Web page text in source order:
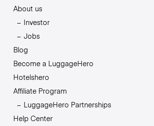
About us
Investor
Jobs
Blog
Become a LuggageHero
Hotelshero
Affiliate Program
LuggageHero Partnerships
Help Center